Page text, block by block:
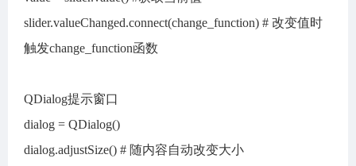
slider.valueChanged.connect(change_function) # 改变值时
触发change_function函数
QDialog提示窗口
dialog = QDialog()
dialog.adjustSize() # 随内容自动改变大小